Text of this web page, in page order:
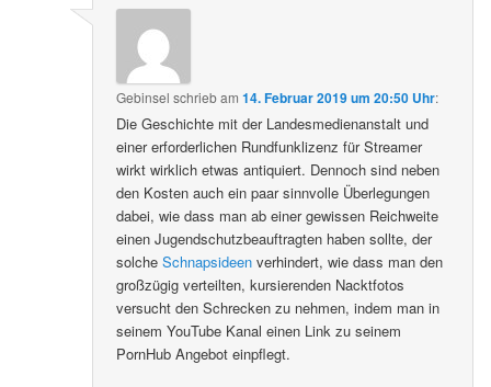
Gebinsel schriebam14. Februar 2019 um 20:50 Uhr:
Die Geschichte mit der Landesmedienanstalt und
einer erforderlichen Rundfunklizenz für Streamer
wirkt wirklich etwas antiquiert. Dennoch sind neben
den Kosten auch ein paar sinnvolle Überlegungen
dabei, wie dass man ab einer gewissen Reichweite
einen Jugendschutzbeauftragten haben sollte, der
solcheSchnapsideen verhindert, wie dass man den
großzügig verteilten, kursierenden Nacktfotos
versucht den Schrecken zu nehmen, indem man in
seinem YouTube Kanal einen Link zu seinem
PornHub Angebot einpflegt.